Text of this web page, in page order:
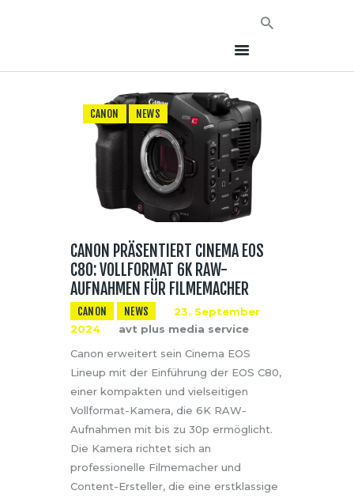
HOME
NEWS
AVT EVENTS
ÜBER AVT
KONTAKT
CANON NEWS
CANON PRÄSENTIERT CINEMA EOS
C80: VOLLFORMAT 6K RAW-
AUFNAHMEN FÜR FILMEMACHER
CANON NEWS
23. September
2024
avt plus media service
Canon erweitert sein Cinema EOS
Lineup mit der Einführung der EOS C80,
einer kompakten und vielseitigen
Vollformat-Kamera, die 6K RAW-
Aufnahmen mit bis zu 30p ermöglicht.
Die Kamera richtet sich an
professionelle Filmemacher und
Content-Ersteller, die eine erstklassige